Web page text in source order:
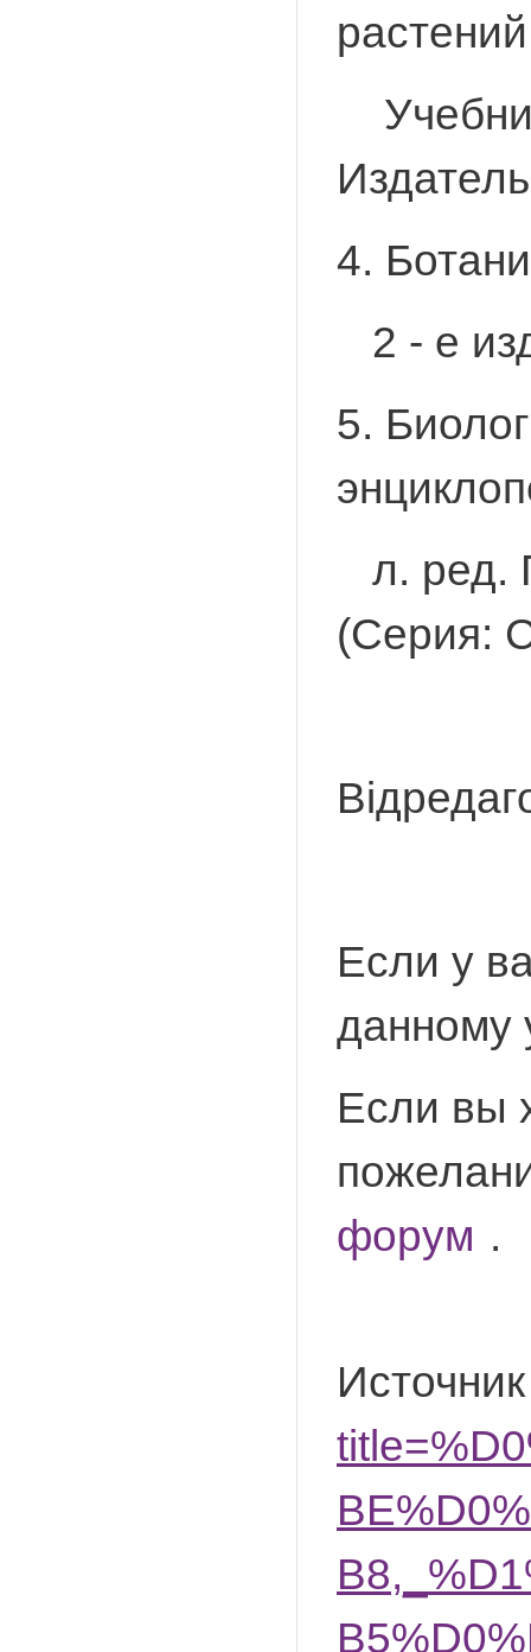
4.
2 - е
5.
л. ред.
(Серия:
Если у
данному
Если вы
форум .